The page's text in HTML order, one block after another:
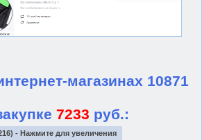
магазинах 10871
7233 руб.:
- Нажмите для увеличения